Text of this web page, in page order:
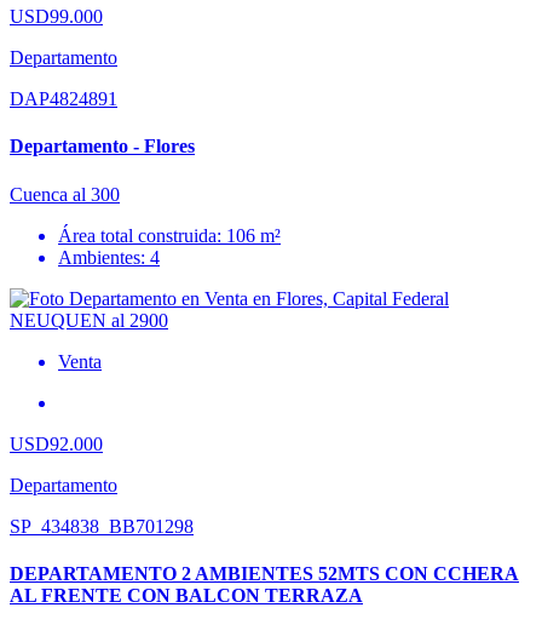
USD99.000
Departamento
DAP4824891
Departamento - Flores
Cuenca al 300
Área total construida: 106 m²
Ambientes: 4
Venta
USD92.000
Departamento
SP_434838_BB701298
DEPARTAMENTO 2 AMBIENTES 52MTS CON CCHERA
AL FRENTE CON BALCON TERRAZA